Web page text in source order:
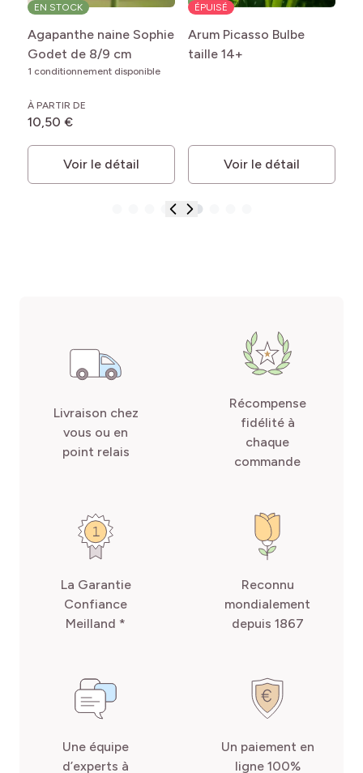
EN STOCK
Agapanthe naine Sophie
Godet de 8/9 cm
1 conditionnement disponible
À PARTIR DE
10,50 €
Voir le détail
ÉPUISÉ
Arum Picasso Bulbe
taille 14+
Voir le détail
Livraison chez
vous ou en
point relais
Récompense
fidélité à
chaque
commande
La Garantie
Confiance
Meilland *
Reconnu
mondialement
depuis 1867
Une équipe
d’experts à
Un paiement en
ligne 100%